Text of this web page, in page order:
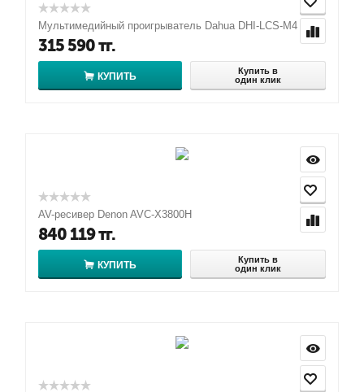
Мультимедийный проигрыватель Dahua DHI-LCS-M4
315 590тг.
КУПИТЬ
Купить в
один клик
AV-ресивер Denon AVC-X3800H
840 119тг.
КУПИТЬ
Купить в
один клик